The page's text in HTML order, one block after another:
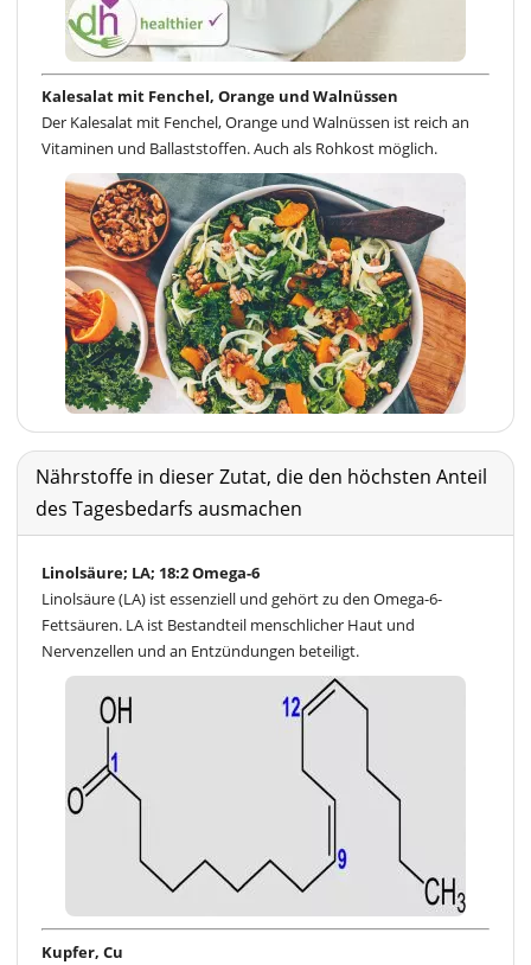
Kalesalat mit Fenchel, Orange und Walnüssen
Der Kalesalat mit Fenchel, Orange und Walnüssen ist reich an
Vitaminen und Ballaststoffen. Auch als Rohkost möglich.
Nährstoffe in dieser Zutat, die den höchsten Anteil
des Tagesbedarfs ausmachen
Linolsäure; LA; 18:2 Omega-6
Linolsäure (LA) ist essenziell und gehört zu den Omega-6-
Fettsäuren. LA ist Bestandteil menschlicher Haut und
Nervenzellen und an Entzündungen beteiligt.
Kupfer, Cu